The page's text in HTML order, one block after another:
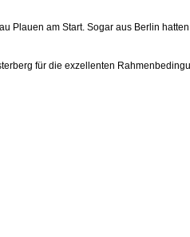
Plauen am Start. Sogar aus Berlin
für die exzellenten